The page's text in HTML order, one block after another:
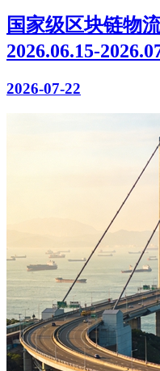
国家级区块链物
2026.06.15-
2026-07-22